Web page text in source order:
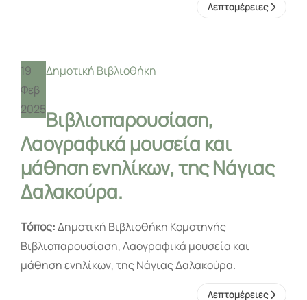
Λεπτομέρειες
19
Φεβ
2025
Δημοτική Βιβλιοθήκη
Βιβλιοπαρουσίαση,
Λαογραφικά μουσεία και
μάθηση ενηλίκων, της Νάγιας
Δαλακούρα.
Τόπος:Δημοτική Βιβλιοθήκη Κομοτηνής
Βιβλιοπαρουσίαση, Λαογραφικά μουσεία και
μάθηση ενηλίκων, της Νάγιας Δαλακούρα.
Λεπτομέρειες